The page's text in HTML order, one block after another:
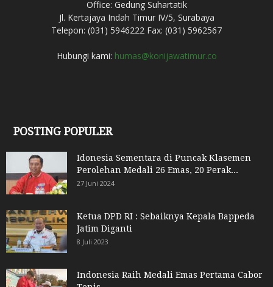
Office: Gedung Suhartatik
Jl. Kertajaya Indah Timur IV/5, Surabaya
Telepon: (031) 5946222 Fax: (031) 5962567
Hubungi kami: humas@konijawatimur.co
POSTING POPULER
Idonesia Sementara di Puncak Klasemen
Perolehan Medali 26 Emas, 20 Perak...
27 Juni 2024
Ketua DPD RI : Sebaiknya Kepala Bappeda
Jatim Diganti
8 Juli 2023
Indonesia Raih Medali Emas Pertama Cabor